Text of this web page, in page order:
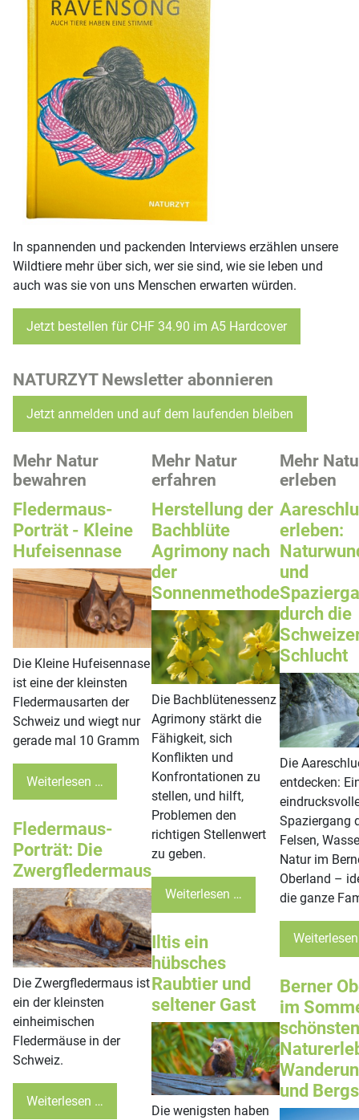
In spannenden und packenden Interviews erzählen unsere
Wildtiere mehr über sich, wer sie sind, wie sie leben und
auch was sie von uns Menschen erwarten würden.
Jetzt bestellen für CHF 34.90 im A5 Hardcover
NATURZYT Newsletter abonnieren
Jetzt anmelden und auf dem laufenden bleiben
Mehr Natur
bewahren
Fledermaus-
Porträt - Kleine
Hufeisennase
Die Kleine Hufeisennase
ist eine der kleinsten
Fledermausarten der
Schweiz und wiegt nur
gerade mal 10 Gramm
Weiterlesen …
Fledermaus-
Porträt: Die
Zwergfledermaus
Die Zwergfledermaus ist
ein der kleinsten
einheimischen
Fledermäuse in der
Schweiz.
Weiterlesen …
Mehr Natur
erfahren
Herstellung der
Bachblüte
Agrimony nach
der
Sonnenmethode
Die Bachblütenessenz
Agrimony stärkt die
Fähigkeit, sich
Konflikten und
Konfrontationen zu
stellen, und hilft,
Problemen den
richtigen Stellenwert
zu geben.
Weiterlesen …
Iltis ein
hübsches
Raubtier und
seltener Gast
Die wenigsten haben
Mehr
erleben
erleben:
und
durch die
Schlucht
Die
entdecken:
Spaziergang
Felsen,
Natur im
Oberland –
die ganze
Berner
im
schönsten
und